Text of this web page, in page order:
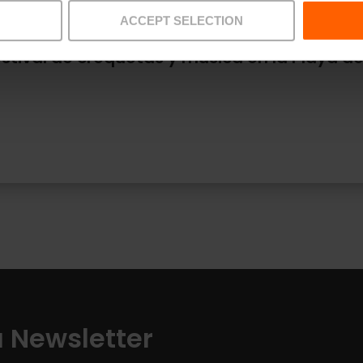
ACCEPT SELECTION
de croquetas y música en la Playa
Newsletter